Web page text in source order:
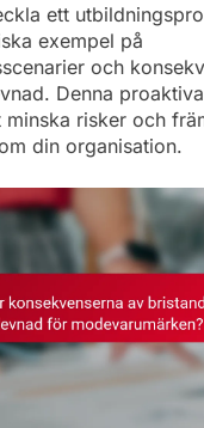
ett
exempel på
och
Denna
minska risker och
din organisation.